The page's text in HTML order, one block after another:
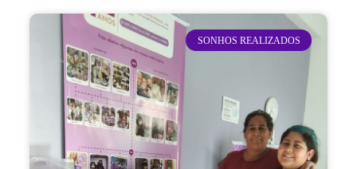
SONHOS REALIZADOS